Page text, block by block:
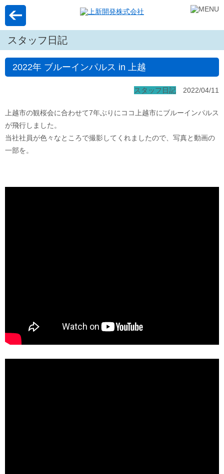
スタッフ日記
2022年 ブルーインパルス in 上越
スタッフ日記 2022/04/11
上越市の観桜会に合わせて7年ぶりにココ上越市にブルーインパルス
が飛行しました。
当社社員が色々なところで撮影してくれましたので、写真と動画の
一部を。